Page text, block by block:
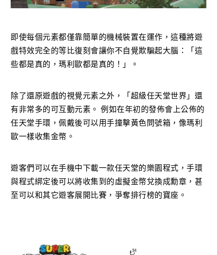
即使每個元素都僅靠簡單的機械裝置在運作，這種將遊
戲特效完全的等比復刻會讓你不自覺欺騙起大腦：「這
些都是真的，瑪利歐都是真的！」。
除了還原遊戲的視覺元素之外，「超級任天堂世界」還
有非常多的可互動元素。 例如在年初的發佈會上公佈的
任天堂手環，佩戴後可以用手撞擊黃色問號箱，像瑪利
歐一樣收集金幣。
遊客們可以在手機中下載一款任天堂的樂園程式，手環
與程式綁定後可以將收集到的虛擬金幣兌換成勳章，甚
至可以和其它遊客展開比賽，爭奪排行榜的寶座。